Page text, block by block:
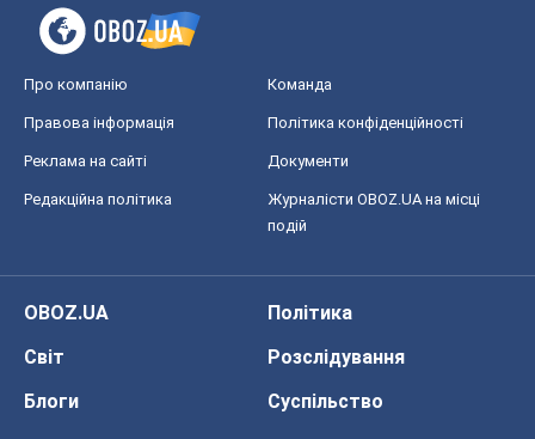
Про компанію Команда
Правова інформація Політика конфіденційності
Реклама на сайті Документи
Редакційна політика
Журналісти OBOZ.UA на місці
подій
OBOZ.UA
Політика
Світ
Розслідування
Блоги
Суспільство